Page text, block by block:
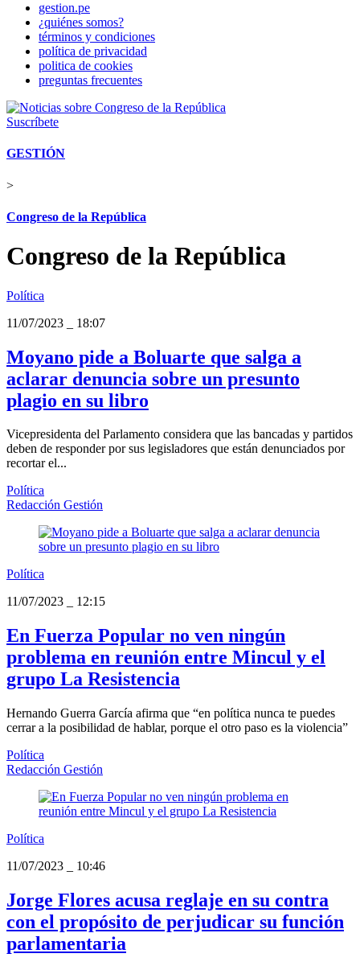
gestion.pe
¿quiénes somos?
términos y condiciones
política de privacidad
politica de cookies
preguntas frecuentes
Suscríbete
GESTIÓN
>
Congreso de la República
Congreso de la República
Política
11/07/2023
18:07
Moyano pide a Boluarte que salga a
aclarar denuncia sobre un presunto
plagio en su libro
Vicepresidenta del Parlamento considera que las bancadas y partidos
deben de responder por sus legisladores que están denunciados por
recortar el...
Política
Redacción Gestión
Política
11/07/2023
12:15
En Fuerza Popular no ven ningún
problema en reunión entre Mincul y el
grupo La Resistencia
Hernando Guerra García afirma que “en política nunca te puedes
cerrar a la posibilidad de hablar, porque el otro paso es la violencia”
Política
Redacción Gestión
Política
11/07/2023
10:46
Jorge Flores acusa reglaje en su contra
con el propósito de perjudicar su función
parlamentaria